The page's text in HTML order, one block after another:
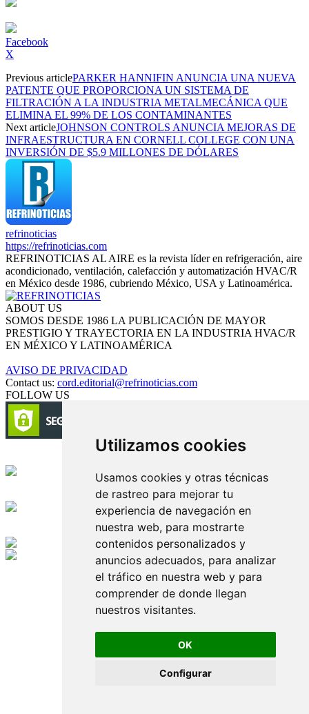
Utilizamos cookies
Usamos cookies y otras técnicas
de rastreo para mejorar tu
experiencia de navegación en
nuestra web, para mostrarte
contenidos personalizados y
anuncios adecuados, para analizar
el tráfico en nuestra web y para
comprender de donde llegan
nuestros visitantes.
OK
Configurar
Facebook
X
Previous articlePARKER HANNIFIN ANUNCIA UNA NUEVA
PATENTE QUE PROPORCIONA UN SISTEMA DE
FILTRACIÓN A LA INDUSTRIA METALMECÁNICA QUE
ELIMINA EL 99% DE LOS CONTAMINANTES
Next articleJOHNSON CONTROLS ANUNCIA MEJORAS DE
INFRAESTRUCTURA EN CORNELL COLLEGE CON UNA
INVERSIÓN DE $5.9 MILLONES DE DÓLARES
refrinoticias
https://refrinoticias.com
REFRINOTICIAS AL AIRE es la revista líder en refrigeración, aire
acondicionado, ventilación, calefacción y automatización HVAC/R
en México desde 1986, cubriendo México, USA y Latinoamérica.
ABOUT US
SOMOS DESDE 1986 LA PUBLICACIÓN DE MAYOR
PRESTIGIO Y TRAYECTORIA EN LA INDUSTRIA HVAC/R
EN MÉXICO Y LATINOAMÉRICA
AVISO DE PRIVACIDAD
Contact us: cord.editorial@refrinoticias.com
FOLLOW US
Edición digital con tecnología
Playa Revolcadero 222 Col. Reforma Iztaccihuatl Norte C.P. 08810
CIUDAD DE MEXICO
Conmutador CIUDAD DE MEXICO (+52) 555 740 4476, 555 740
© 2000-2026 BURO DE MERCADOTECNIA DEL CENTRO,
S.A. Todos los derechos reservados
Todos los nombres, marcas, logotipos, productos e imagenes
mencionados son propiedad de sus respectivos dueños
Prohibida la reproducción total o parcial de los contenidos aqui
publicados incluyendo cualquier medio electrónico o magnético